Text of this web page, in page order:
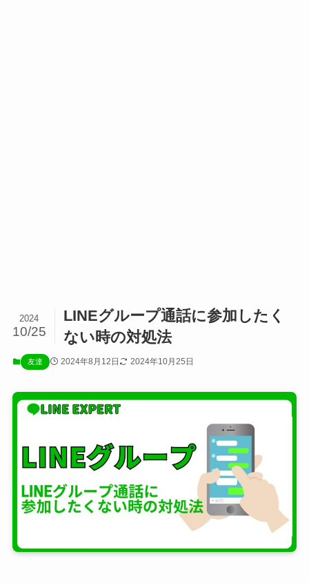
LINEグループ通話に参加したく
ない時の対処法
2024
10/25
友達 2024年8月12日 2024年10月25日